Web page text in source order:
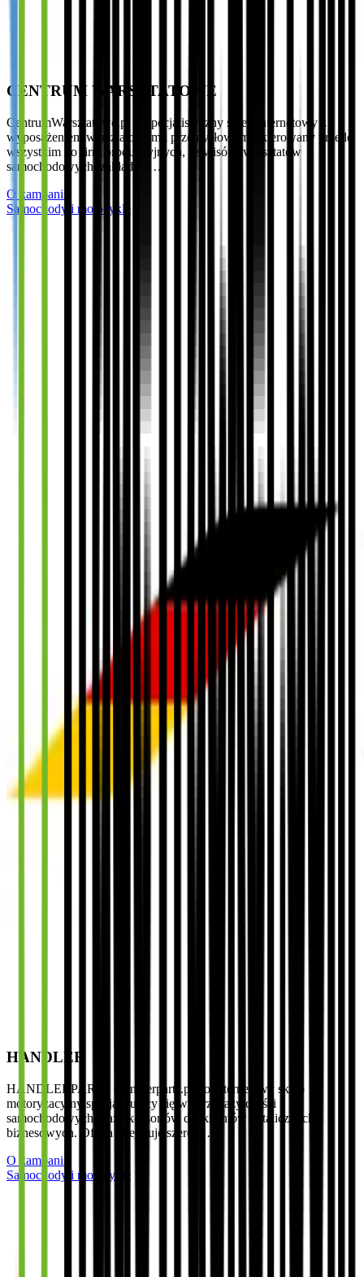
CENTRUM WARSZTATOWE
CentrumWarsztatowe.pl to specjalistyczny sklep internetowy z
wyposażeniem warsztatowym i przemysłowym, skierowany przede
wszystkim do firm produkcyjnych, serwisów, warsztatów
samochodowych, zakładów …
O kampanii
Samochody i motocykle
HANDLER
HANDLERPARTS (handlerparts.pl) to internetowy sklep
motoryzacyjny specjalizujący się w sprzedaży części
samochodowych oraz akcesoriów dla klientów detalicznych i
biznesowych. Oferta obejmuje szeroki …
O kampanii
Samochody i motocykle